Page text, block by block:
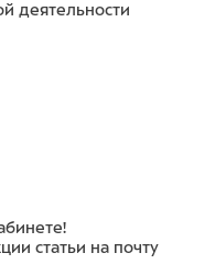
деятельности
статьи на почту